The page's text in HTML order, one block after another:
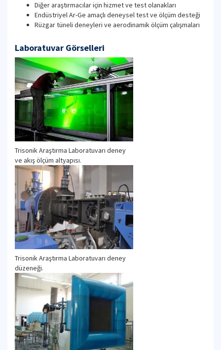
Diğer araştırmacılar için hizmet ve test olanakları
Endüstriyel Ar-Ge amaçlı deneysel test ve ölçüm desteği
Rüzgar tüneli deneyleri ve aerodinamik ölçüm çalışmaları
Laboratuvar Görselleri
Trisonik Araştırma Laboratuvarı deney
ve akış ölçüm altyapısı.
Trisonik Araştırma Laboratuvarı deney
düzeneği.